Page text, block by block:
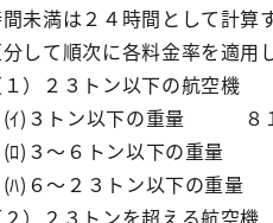
間未満は２４時間として計
分して順次に各料金率を適用
）２３トン以下の航空機
３トン以下の重量 ８
３～６トン以下の重量
６～２３トン以下の重
）２３トンを超える航空機